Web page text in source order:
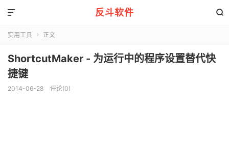
反斗软件 

实用工具  正文
ShortcutMaker - 为运行中的程序设置替代快
捷键
2014-06-28 评论(0)